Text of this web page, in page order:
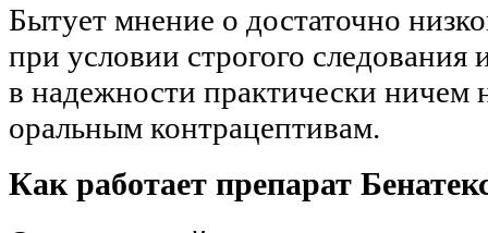
Бытует мнение о достаточно
при условии строгого следования
в надежности практически ничем
оральным контрацептивам.
Как работает препарат